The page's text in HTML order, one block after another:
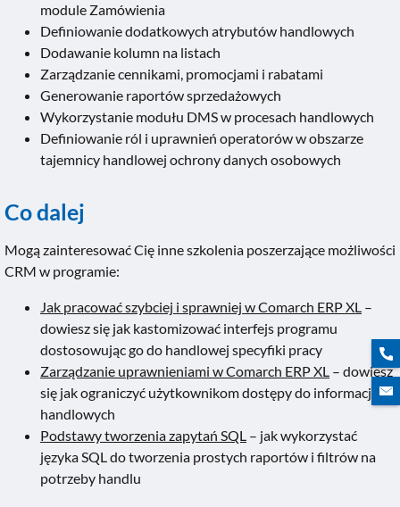
module Zamówienia
Definiowanie dodatkowych atrybutów handlowych
Dodawanie kolumn na listach
Zarządzanie cennikami, promocjami i rabatami
Generowanie raportów sprzedażowych
Wykorzystanie modułu DMS w procesach handlowych
Definiowanie ról i uprawnień operatorów w obszarze
tajemnicy handlowej ochrony danych osobowych
Co dalej
Mogą zainteresować Cię inne szkolenia poszerzające możliwości
CRM w programie:
Jak pracować szybciej i sprawniej w Comarch ERP XL –
dowiesz się jak kastomizować interfejs programu
dostosowując go do handlowej specyfiki pracy
Zarządzanie uprawnieniami w Comarch ERP XL – dowiesz
się jak ograniczyć użytkownikom dostępy do informacji
handlowych
Podstawy tworzenia zapytań SQL – jak wykorzystać
języka SQL do tworzenia prostych raportów i filtrów na
potrzeby handlu